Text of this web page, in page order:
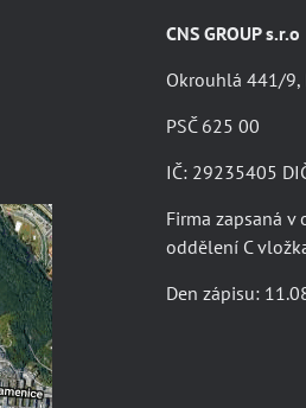
CNS GROUP s.r.o
Okrouhlá 441/9,
PSČ 625 00
IČ: 29235405
Firma zapsaná
oddělení C
Den zápisu: